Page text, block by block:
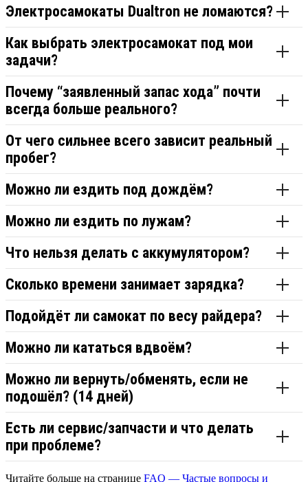
Электросамокаты Dualtron не ломаются?
Как выбрать электросамокат под мои
задачи?
Почему “заявленный запас хода” почти
всегда больше реального?
От чего сильнее всего зависит реальный
пробег?
Можно ли ездить под дождём?
Можно ли ездить по лужам?
Что нельзя делать с аккумулятором?
Сколько времени занимает зарядка?
Подойдёт ли самокат по весу райдера?
Можно ли кататься вдвоём?
Можно ли вернуть/обменять, если не
подошёл? (14 дней)
Есть ли сервис/запчасти и что делать
при проблеме?
Читайте больше на странице FAQ — Частые вопросы и